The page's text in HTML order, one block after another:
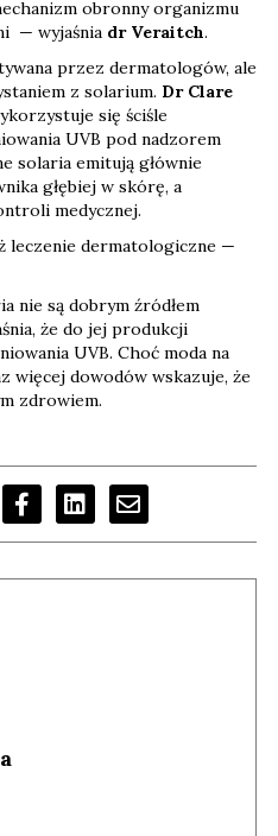
obronny organizmu
— wyjaśnia dr Veraitch.
przez dermatologów, ale
z solarium. Dr Clare
się ściśle
UVB pod nadzorem
solaria emitują głównie
głębiej w skórę, a
medycznej.
leczenie dermatologiczne —
nie są dobrym źródłem
że do jej produkcji
UVB. Choć moda na
więcej dowodów wskazuje, że
zdrowiem.